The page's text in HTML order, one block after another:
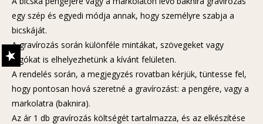
egy szép és egyedi módja annak, hogy személyre szabja a
bicskáját.
A gravírozás során különféle mintákat, szövegeket vagy
logókat is elhelyezhetünk a kívánt felületen.
A rendelés során, a megjegyzés rovatban kérjük, tüntesse fel,
hogy pontosan hová szeretné a gravírozást: a pengére, vagy a
markolatra (baknira).
Az ár 1 db gravírozás költségét tartalmazza, és az elkészítése